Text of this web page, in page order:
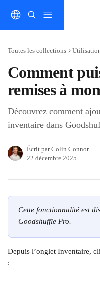
Toutes les collections
Comment
remises à
Découvrez comment
inventaire dans
Écrit parColin Connor
22 décembre 2025
Cette fonctionnalité est
Goodshuffle Pro.
Depuis l’onglet Inventaire,
: